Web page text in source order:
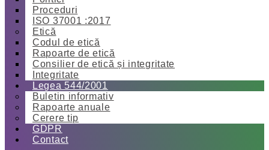
Proceduri
ISO 37001 :2017
Etică
Codul de etică
Rapoarte de etică
Consilier de etică și integritate
Integritate
Legea 544/2001
Buletin informativ
Rapoarte anuale
Cerere tip
GDPR
Contact